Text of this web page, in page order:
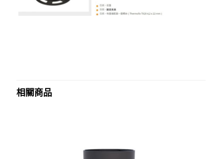
相關商品